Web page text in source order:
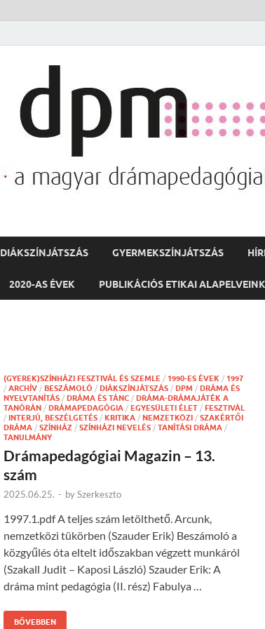
DIÁKSZÍNJÁTSZÁS GYERMEKSZÍNJÁTSZÁS
2020-AS ÉVEK PUBLIKÁCIÓS ETIKAI ALAPELVEINK
(GYEREK)SZÍNHÁZI FESZTIVÁL ÉS SZEMLE / 1990-ES ÉVEK / 1997
/ ARCHÍV / BESZÁMOLÓ / DIÁKSZÍNJÁTSZÁS / DPM / DRÁMA ÉS
NYELVTANÍTÁS / DRÁMA ÉS TÁNC / DRÁMA-DRÁMAJÁTÉK A
TANÓRÁN / DRÁMAPEDAGÓGIA / EGYESÜLETI ÉLET / FESZTIVÁL
/ INTERJÚ, BESZÉLGETÉS / KRITIKA / NEMZETKÖZI / SZAKÉRTŐI
DRÁMA / SZÍNHÁZ / SZÍNHÁZI NEVELÉS / TANÍTÁSI DRÁMA /
TANULMÁNY
Drámapedagógiai Magazin – 13.
szám
2025.06.25. - bySzerkeszto
1997.1.pdf A teljes szám letölthető. Arcunk,
nemzetközi tükörben (Szauder Erik) Beszámoló a
közgyűlés óta eltelt időszakban végzett munkáról
(Szakall Judit – Kaposi László) Szauder Erik: A
dráma mint pedagógia (II. rész) Fabulya …
BŐVEBBEN